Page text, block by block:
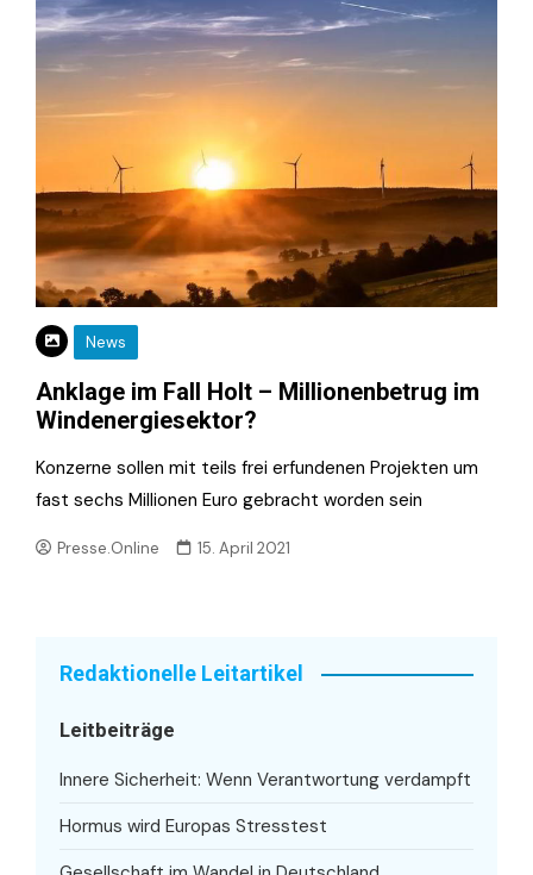
News
Anklage im Fall Holt – Millionenbetrug im
Windenergiesektor?
Konzerne sollen mit teils frei erfundenen Projekten um
fast sechs Millionen Euro gebracht worden sein
Presse.Online 15. April 2021
Redaktionelle Leitartikel
Leitbeiträge
Innere Sicherheit: Wenn Verantwortung verdampft
Hormus wird Europas Stresstest